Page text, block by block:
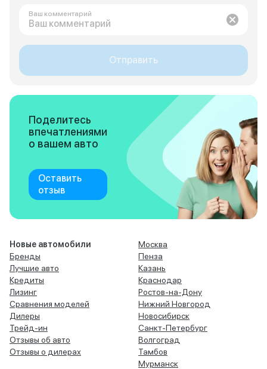
Ваш комментарий
Отправить
Поделитесь
впечатлениями
о вашем авто
Оставить
отзыв
Новые автомобили
Бренды
Лучшие авто
Кредиты
Лизинг
Сравнения моделей
Дилеры
Трейд-ин
Отзывы об авто
Отзывы о дилерах
Москва
Пенза
Казань
Краснодар
Ростов-на-Дону
Нижний Новгород
Новосибирск
Санкт-Петербург
Волгоград
Тамбов
Мурманск